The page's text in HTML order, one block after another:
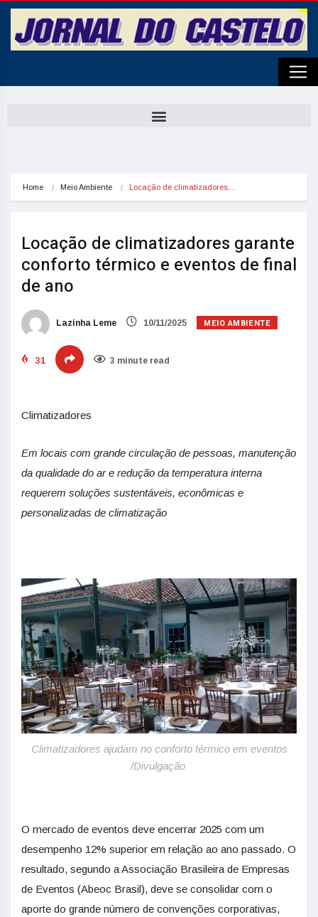
Home Meio Ambiente Locação de climatizadores…
Locação de climatizadores garante
conforto térmico e eventos de final
de ano
Lazinha Leme 10/11/2025 MEIO AMBIENTE
31 3 minute read
Climatizadores
Em locais com grande circulação de pessoas, manutenção
da qualidade do ar e redução da temperatura interna
requerem soluções sustentáveis, econômicas e
personalizadas de climatização
Climatizadores ajudam no conforto térmico em eventos
/Divulgação
O mercado de eventos deve encerrar 2025 com um
desempenho 12% superior em relação ao ano passado. O
resultado, segundo a Associação Brasileira de Empresas
de Eventos (Abeoc Brasil), deve se consolidar com o
aporte do grande número de convenções corporativas,